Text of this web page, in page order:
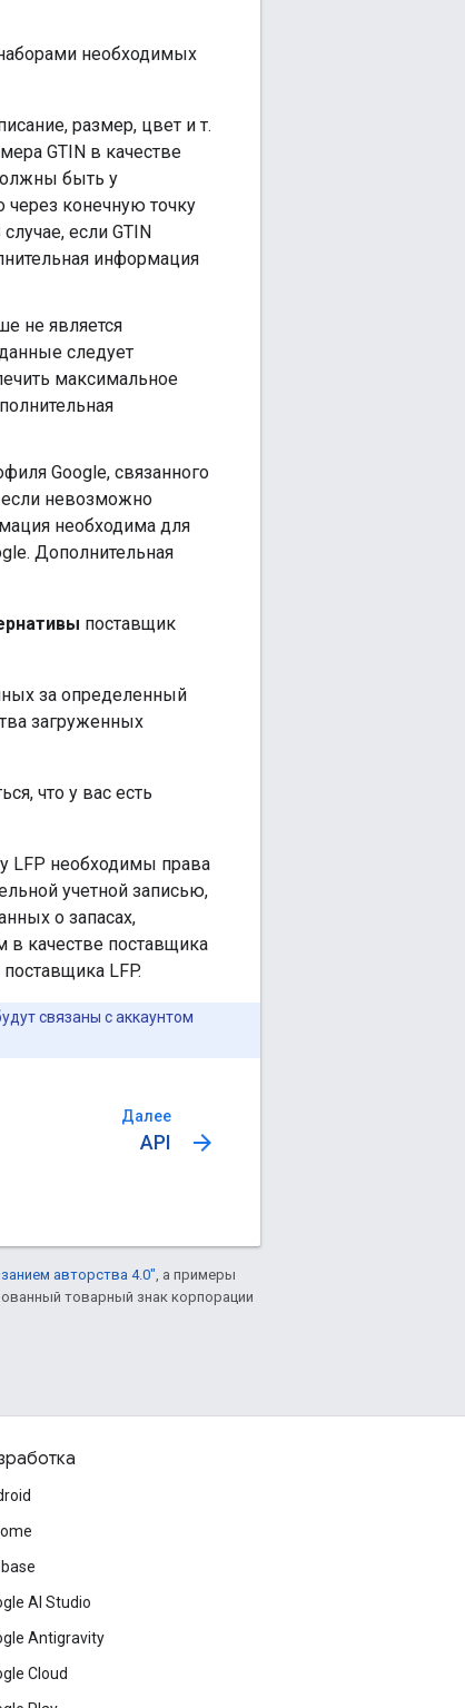
необходимых
размер, цвет и т.
GTIN в качестве
быть у
конечную точку
если GTIN
информация
не является
следует
максимальное
Google, связанного
если невозможно
необходима для
Дополнительная
поставщик
за определенный
загруженных
что у вас есть
LFP необходимы права
учетной записью,
о запасах,
качестве поставщика
LFP.
связаны с аккаунтом
Далее
API arrow_forward
авторства 4.0", а примеры
товарный знак корпорации
AI Studio
Antigravity
Cloud